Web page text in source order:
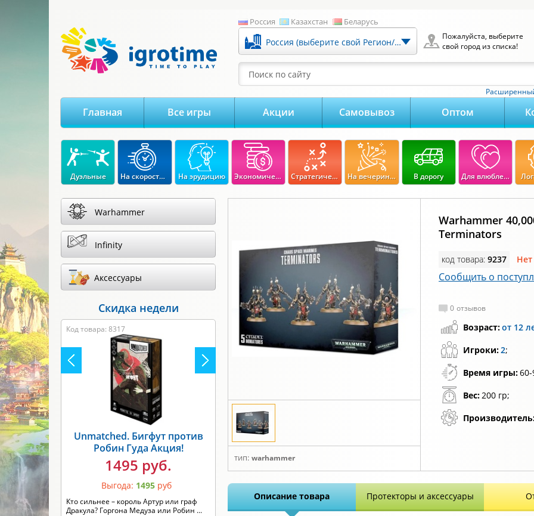
Россия Казахстан Беларусь
Россия (выберите свой Регион/Город)
Пожалуйста, выберите
свой город из списка!
Поиск по сайту
Главная Все игры Акции Самовывоз Оптом
Дуэльные На скорость реакции На эрудицию Экономические Стратегические На вечеринку В дорогу Для влюбленных
тип: warhammer
Warhammer
Terminators
код товара: 9237
Сообщить о
0 отзывов
Возраст:от 12
Игроки:2;
Время игры:
Вес:200 гр;
Описание товара Протекторы и аксессуары
Warhammer
Infinity
Аксессуары
Скидка недели
Код товара: 8317
Unmatched. Бигфут против
Робин Гуда Акция!
1495 руб.
Выгода: 1495 руб
Кто сильнее – король Артур или граф
Дракула? Горгона Медуза или Робин ...